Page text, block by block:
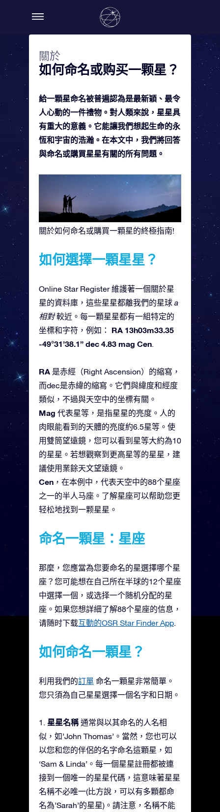
關於
如何命名或购买一颗星？
給一顆星命名被普遍認為是最新穎、最令
人心動的一件禮物。對人類來說，星星具
有重大的意義。它能讓我們想起生命的永
恆和宇宙的浩瀚。在本文中，我們將回答
與命名或購買星星有關的所有問題。
關於如何命名或購買一顆星的終極指南!
如何選擇一顆星星？
Online Star Register 維護著一個關於星
星的資料庫，這些星星都離我們的星球 a
相對較近。每一顆星星都有一組特定的
坐標和字符，例如： RA 13h03m33.35
-49°31’38.1” dec 4.83 mag Cen.
RA 是赤經（Right Ascension）的縮寫，
而dec是赤緯的縮寫。它們與緯度和經度
類似，不過與天空中的坐標有關。
Mag 代表星等，是指星星的亮度。人的
肉眼能看到的天體的亮度約6.5星等。使
用雙筒望遠鏡，您可以看到星等大約為10
的星星。若想觀察到更高星等的星星，建
議使用業餘天文望遠鏡。
Cen ，在本例中，代表天空中的88个星座
之一的半人马座。了解星座可以帮助您更
轻松地找到一颗星星。
命名一顆星：星座
那麼，您應當為您要命名的星選擇哪个星
座？您可能想在自己所在半球的12个星座
中選擇一個，或选择一个随机分配的星
座。如果您想詳細了解88个星座的信息，
请随时下载互動的OSR Star Finder App.
如何命名一顆星？
利用我們的訂單 命名一顆星非常簡單。
您只須為自己星星選擇一個名字和日期。
1. 星星名稱通常與以其命名的人名相
似，如’John Thomas’。當然，您也可以
以您和您的伴侶的名字命名這顆星，如
‘Sam & Linda’。每一個星星註冊都被連
接到一個唯一的星星代碼，這意味著星星
名稱不必唯一(比方說，可以有多顆都命
名為’Sarah’的星星)。請注意，名稱不能